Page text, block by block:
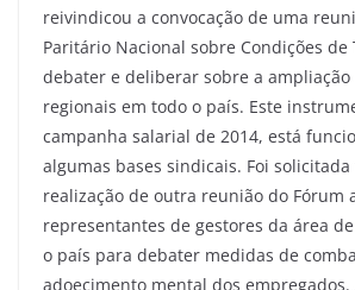
reivindicou a convocação de uma
Paritário Nacional sobre Condições de
debater e deliberar sobre a
regionais em todo o país. Este
campanha salarial de 2014, está
algumas bases sindicais. Foi
realização de outra reunião do Fórum
representantes de gestores da área
o país para debater medidas de
adoecimento mental dos empregados.